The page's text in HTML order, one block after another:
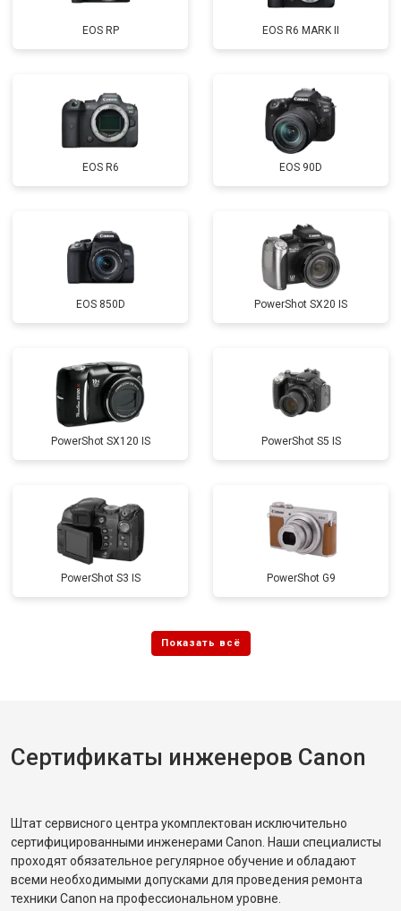
EOS RP EOS R6 MARK II
EOS R6 EOS 90D
EOS 850D PowerShot SX20 IS
PowerShot SX120 IS PowerShot S5 IS
PowerShot S3 IS PowerShot G9
Сертификаты инженеров Canon
Штат сервисного центра укомплектован исключительно
сертифицированными инженерами Canon. Наши специалисты
проходят обязательное регулярное обучение и обладают
всеми необходимыми допусками для проведения ремонта
техники Canon на профессиональном уровне.